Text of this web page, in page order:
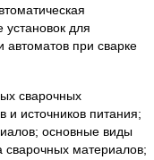
для
автоматов при сварке
сварочных
и источников питания;
основные виды
сварочных материалов;